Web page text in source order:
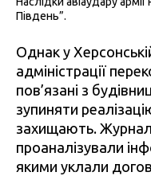
Південь”.
Однак у
адміністрації
пов’язані з
зупиняти
захищають.
проаналізували
якими уклали